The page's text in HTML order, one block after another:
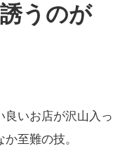
うのが
良いお店が沢山入っ
至難の技。